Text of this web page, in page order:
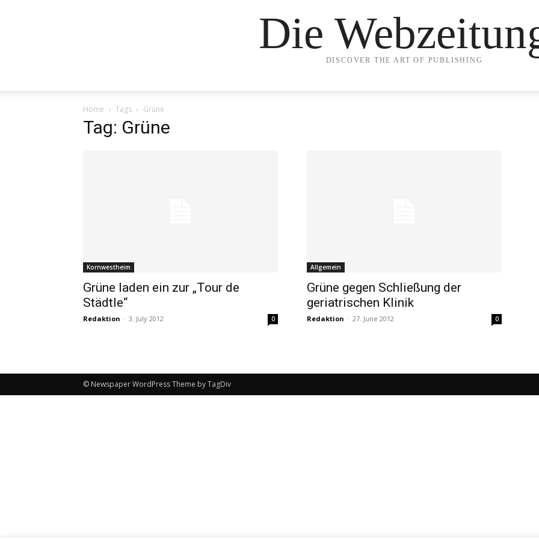
Die
DISCOVER THE ART OF PUBLISHING
Home Tags Grüne
Tag: Grüne
Kornwestheim
Grüne laden ein zur „Tour de
Städtle“
Redaktion - 3. July 2012 0
Allgemein
Grüne gegen Schließung der
geriatrischen Klinik
Redaktion - 27. June 2012 0
© Newspaper WordPress Theme by TagDiv